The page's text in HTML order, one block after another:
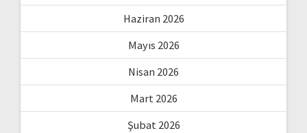
Haziran 2026
Mayıs 2026
Nisan 2026
Mart 2026
Şubat 2026